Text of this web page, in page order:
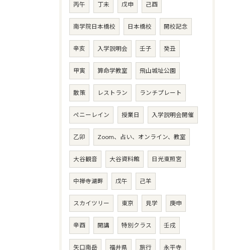
丙午 丁未 戊申 己酉
南学院日本橋校 日本橋校 開校記念
辛亥 入学説明会 壬子 癸丑
甲寅 算命学教室 飛山城址公園
散策 レストラン ランチプレート
ペニーレイン 授業日 入学説明会開催
乙卯 Zoom、占い、オンライン、教室
大谷観音 大谷資料館 日光東照宮
中禅寺湖畔 戊午 己羊
スカイツリー 東京 見学 庚申
辛酉 開講 特別クラス 壬戌
矢口南岳 福井県 旅行 永平寺